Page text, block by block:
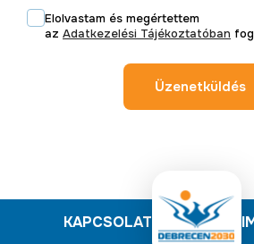
Elolvastam és megértettem
az Adatkezelési Tájékoztatóban
Üzenetküldés
KAPCSOLAT